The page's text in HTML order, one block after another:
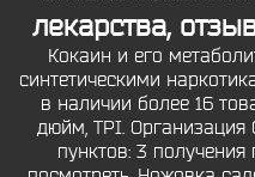
лекарства,
Кокаин и его
синтетическими
в наличии более 16
дюйм, TPI. Организация
пунктов: 3